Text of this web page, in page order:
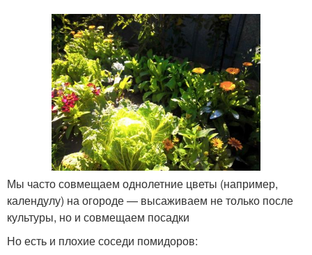
Мы часто совмещаем однолетние цветы (например,
календулу) на огороде — высаживаем не только после
культуры, но и совмещаем посадки
Но есть и плохие соседи помидоров: